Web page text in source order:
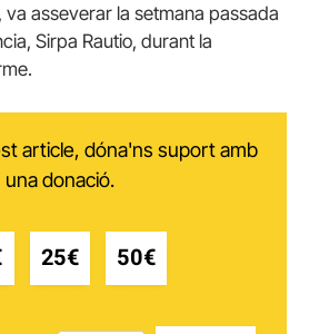
va asseverar la setmana passada
Sirpa Rautio, durant la
article, dóna'ns suport amb
una donació.
25€ 50€